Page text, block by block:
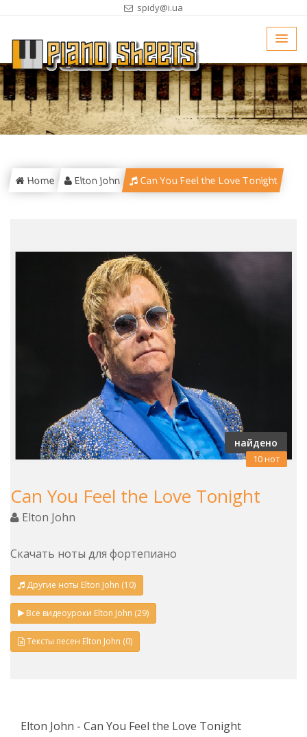
spidy@i.ua
Home Elton John Can You Feel the Love Tonight
найдено
10 нот
Can You Feel the Love Tonight
Elton John
Скачать ноты для фортепиано
Другие ноты Elton John (10)
Все видеоуроки Elton John (29)
Тексты песен Elton John (0)
Elton John - Can You Feel the Love Tonight